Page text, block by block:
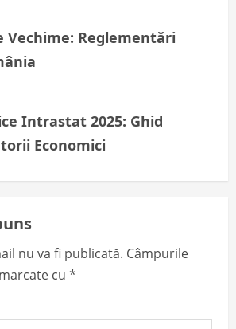
Vechime: Reglementări
Intrastat 2025: Ghid
Economici
nu va fi publicată. Câmpurile
cu *